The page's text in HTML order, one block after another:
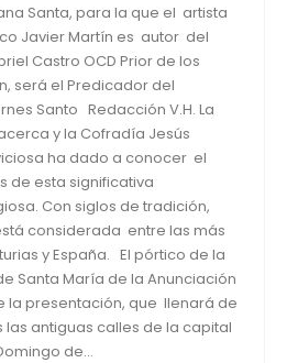
Santa, para la que el artista
Javier Martín es autor del
Castro OCD Prior de los
será el Predicador del
Santo Redacción V.H. La
y la Cofradía Jesús
ha dado a conocer el
de esta significativa
Con siglos de tradición,
considerada entre las más
y España. El pórtico de la
Santa María de la Anunciación
la presentación, que llenará de
las antiguas calles de la capital
de...